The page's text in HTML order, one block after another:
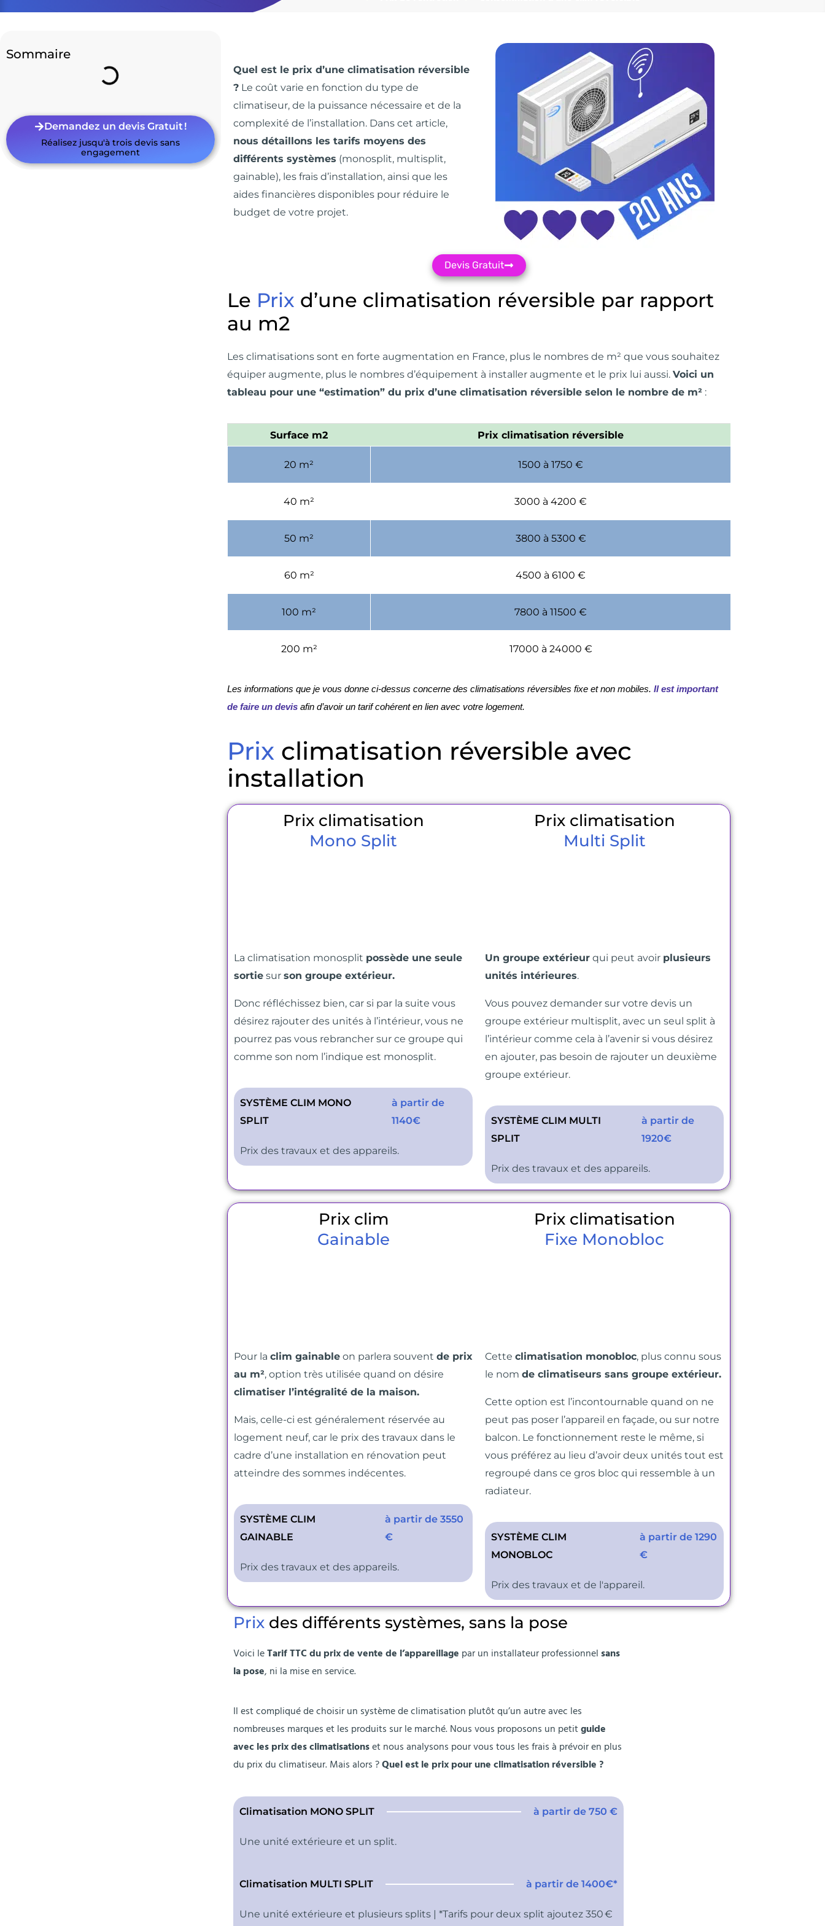
Sommaire
Demandez un devis Gratuit !
Réalisez jusqu'à trois devis sans
engagement
Quel est le prix d’une climatisation réversible
? Le coût varie en fonction du type de
climatiseur, de la puissance nécessaire et de la
complexité de l’installation. Dans cet article,
nous détaillons les tarifs moyens des
différents systèmes (monosplit, multisplit,
gainable), les frais d’installation, ainsi que les
aides financières disponibles pour réduire le
budget de votre projet.
Devis Gratuit
Le Prix d’une climatisation réversible par rapport
au m2
Les climatisations sont en forte augmentation en France, plus le nombres de m² que vous souhaitez
équiper augmente, plus le nombres d’équipement à installer augmente et le prix lui aussi. Voici un
tableau pour une “estimation” du prix d’une climatisation réversible selon le nombre de m² :
Surface m2 Prix climatisation réversible
20 m² 1500 à 1750 €
40 m² 3000 à 4200 €
50 m² 3800 à 5300 €
60 m² 4500 à 6100 €
100 m² 7800 à 11500 €
200 m² 17000 à 24000 €
Les informations que je vous donne ci-dessus concerne des climatisations réversibles fixe et non mobiles. Il est important
de faire un devis afin d’avoir un tarif cohérent en lien avec votre logement.
Prix climatisation réversible avec
installation
Prix climatisation
Mono Split
La climatisation monosplit possède une seule
sortie sur son groupe extérieur.
Donc réfléchissez bien, car si par la suite vous
désirez rajouter des unités à l’intérieur, vous ne
pourrez pas vous rebrancher sur ce groupe qui
comme son nom l’indique est monosplit.
SYSTÈME CLIM MONO
SPLIT
à partir de
1140€
Prix des travaux et des appareils.
Prix climatisation
Multi Split
Un groupe extérieur qui peut avoir plusieurs
unités intérieures.
Vous pouvez demander sur votre devis un
groupe extérieur multisplit, avec un seul split à
l’intérieur comme cela à l’avenir si vous désirez
en ajouter, pas besoin de rajouter un deuxième
groupe extérieur.
SYSTÈME CLIM MULTI
SPLIT
à partir de
1920€
Prix des travaux et des appareils.
Prix clim
Gainable
Pour la clim gainable on parlera souvent de prix
au m², option très utilisée quand on désire
climatiser l’intégralité de la maison.
Mais, celle-ci est généralement réservée au
logement neuf, car le prix des travaux dans le
cadre d’une installation en rénovation peut
atteindre des sommes indécentes.
SYSTÈME CLIM
GAINABLE
à partir de 3550
€
Prix des travaux et des appareils.
Prix climatisation
Fixe Monobloc
Cette climatisation monobloc, plus connu sous
le nom de climatiseurs sans groupe extérieur.
Cette option est l’incontournable quand on ne
peut pas poser l’appareil en façade, ou sur notre
balcon. Le fonctionnement reste le même, si
vous préférez au lieu d’avoir deux unités tout est
regroupé dans ce gros bloc qui ressemble à un
radiateur.
SYSTÈME CLIM
MONOBLOC
à partir de 1290
€
Prix des travaux et de l'appareil.
Prix des différents systèmes, sans la pose
Voici leTarif TTCdu prix de vente de l’appareillage par un installateur professionnelsans
la pose, ni la mise en service.
Il est compliqué de choisir un système de climatisation plutôt qu’un autre avec les
nombreuses marques et les produits sur le marché. Nous vous proposons un petitguide
avec les prix des climatisationset nous analysons pour vous tous les frais à prévoir en plus
du prix du climatiseur. Mais alors ?Quel est le prix pour une climatisation réversible ?
Climatisation MONO SPLIT à partir de 750 €
Une unité extérieure et un split.
Climatisation MULTI SPLIT à partir de 1400€*
Une unité extérieure et plusieurs splits | *Tarifs pour deux split ajoutez 350 €